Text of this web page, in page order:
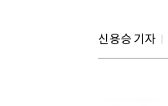
신용승 기자